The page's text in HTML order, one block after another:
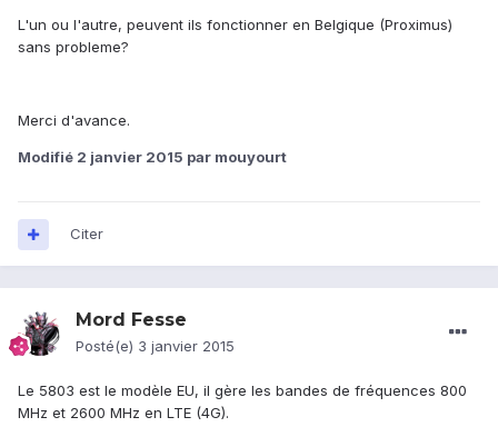
L'un ou l'autre, peuvent ils fonctionner en Belgique (Proximus)
sans probleme?
Merci d'avance.
Modifié 2 janvier 2015 par mouyourt
Citer
Mord Fesse
Posté(e) 3 janvier 2015
Le 5803 est le modèle EU, il gère les bandes de fréquences 800
MHz et 2600 MHz en LTE (4G).